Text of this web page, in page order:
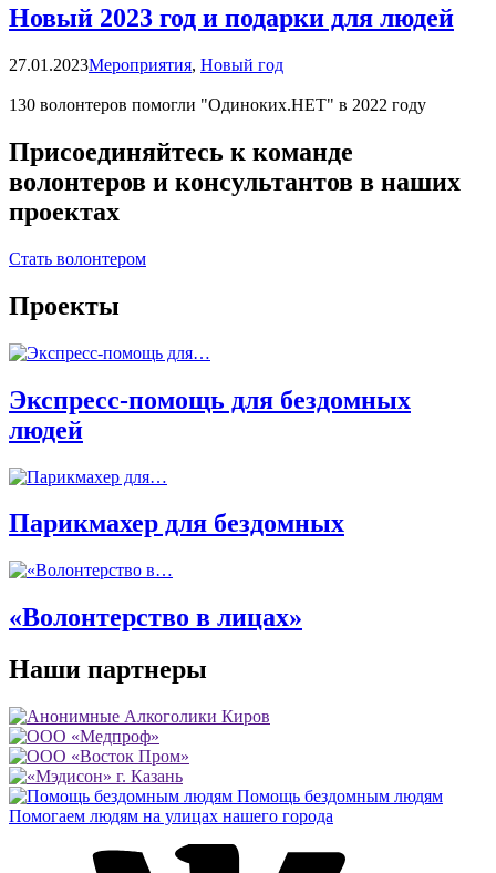
Новый 2023 год и подарки для людей
27.01.2023Категории
Мероприятия, Новый год
130 волонтеров помогли "Одиноких.НЕТ" в 2022 году
Присоединяйтесь к команде
волонтеров и консультантов в наших
проектах
Стать волонтером
Проекты
Экспресс-помощь для бездомных
людей
Парикмахер для бездомных
«Волонтерство в лицах»
Наши партнеры
Помощь бездомным людям
Помогаем людям на улицах нашего города